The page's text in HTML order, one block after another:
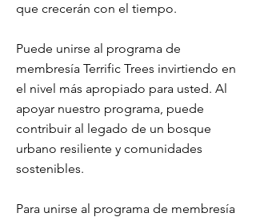
que crecerán con el tiempo.
Puede unirse al programa de
membresía Terrific Trees invirtiendo en
el nivel más apropiado para usted. Al
apoyar nuestro programa, puede
contribuir al legado de un bosque
urbano resiliente y comunidades
sostenibles.
Para unirse al programa de membresía